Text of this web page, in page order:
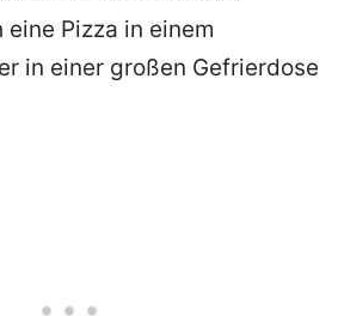
Pizza in einem
in einer großen Gefrierdose